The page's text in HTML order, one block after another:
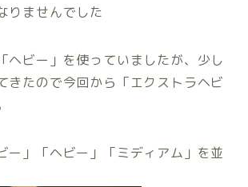
りませんでした
ヘビー」を使っていましたが、少し
きたので今回から「エクストラヘビ
ー」「ヘビー」「ミディアム」を並